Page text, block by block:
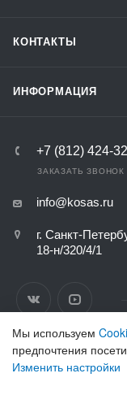
КОНТАКТЫ
ИНФОРМАЦИЯ
+7 (812) 424-
ЗАКАЗАТЬ ЗВОНОК
info@kosas.ru
г. Санкт-
18-н/320/4/1
ВЕРСИЯ ДЛЯ ПЕЧАТИ
ПОЛИТИКА
Мы используем
предпочтения
Изменить настройки